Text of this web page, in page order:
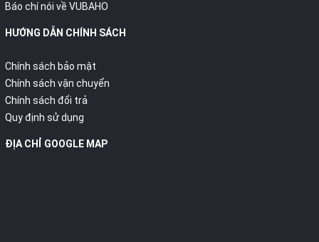
Báo chí nói về VUBAHO
HƯỚNG DẪN CHÍNH SÁCH
Chính sách bảo mật
Chính sách vận chuyển
Chính sách đổi trả
Quy định sử dụng
ĐỊA CHỈ GOOGLE MAP